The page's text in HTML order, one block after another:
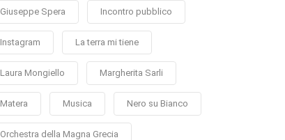
Giuseppe Spera Incontro pubblico
Instagram La terra mi tiene
Laura Mongiello Margherita Sarli
Matera Musica Nero su Bianco
Orchestra della Magna Grecia